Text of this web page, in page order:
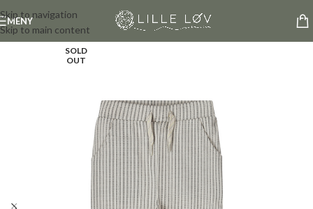
Skip to navigation
Skip to main content
MENY
SOLD
OUT